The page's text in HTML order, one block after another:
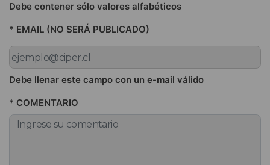
Debe contener sólo valores alfabéticos
* EMAIL (NO SERÁ PUBLICADO)
Debe llenar este campo con un e-mail válido
* COMENTARIO